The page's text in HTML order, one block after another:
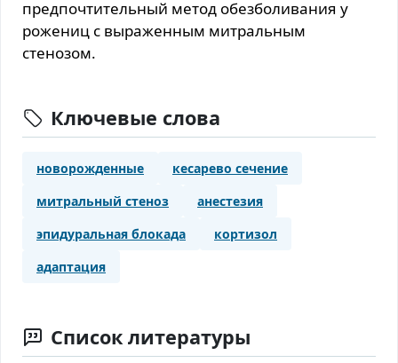
предпочтительный метод обезболивания у
рожениц с выраженным митральным
стенозом.
Ключевые слова
новорожденные
кесарево сечение
митральный стеноз
анестезия
эпидуральная блокада
кортизол
адаптация
Список литературы